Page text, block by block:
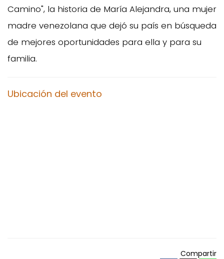
Camino", la historia de María Alejandra, una mujer
madre venezolana que dejó su país en búsqueda
de mejores oportunidades para ella y para su
familia.
Ubicación del evento
Compartir